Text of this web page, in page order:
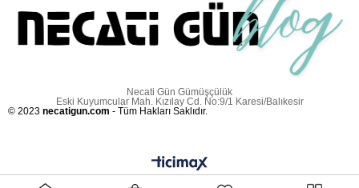
Necati Gün Gümüşçülük
Eski Kuyumcular Mah. Kızılay Cd. No:9/1 Karesi/Balıkesir
© 2023 necatigun.com - Tüm Hakları Saklıdır.